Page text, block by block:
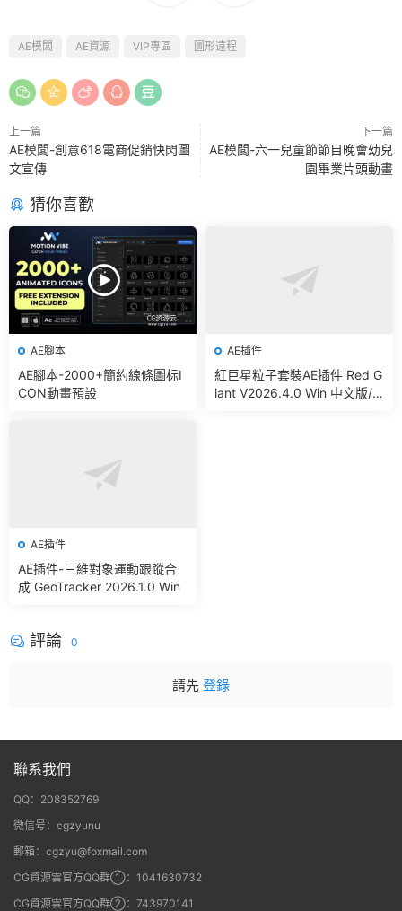
AE模闆 AE資源 VIP專區 圖形遠程
上一篇
AE模闆-創意618電商促銷快閃圖
文宣傳
下一篇
AE模闆-六一兒童節節目晚會幼兒
園畢業片頭動畫
猜你喜歡
AE腳本
AE腳本-2000+簡約線條圖标I
CON動畫預設
AE插件
紅巨星粒子套裝AE插件 Red G
iant V2026.4.0 Win 中文版/
AE插件
AE插件-三維對象運動跟蹤合
成 GeoTracker 2026.1.0 Win
評論 0
請先 登錄
聯系我們
QQ：208352769
微信号：cgzyunu
郵箱：cgzyu@foxmail.com
CG資源雲官方QQ群①：1041630732
CG資源雲官方QQ群②：743970141